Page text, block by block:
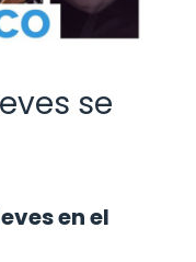
se
en el